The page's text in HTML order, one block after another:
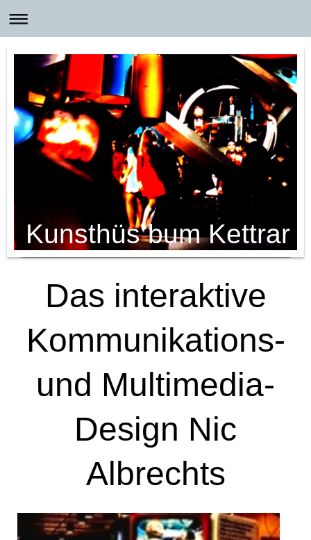
Kunsthüs bum Kettrar
Das interaktive
Kommunikations-
und Multimedia-
Design Nic
Albrechts